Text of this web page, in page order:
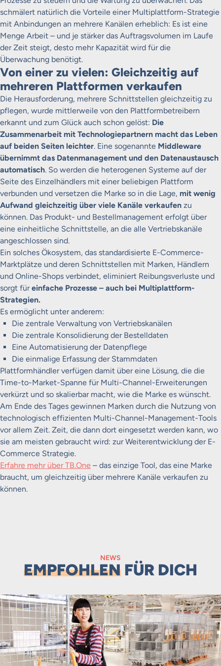
schmälert natürlich die Vorteile einer Multiplattform-Strategie
mit Anbindungen an mehrere Kanälen erheblich: Es ist eine
Menge Arbeit – und je stärker das Auftragsvolumen im Laufe
der Zeit steigt, desto mehr Kapazität wird für die
Überwachung benötigt.
Von einer zu vielen: Gleichzeitig auf
mehreren Plattformen verkaufen
Die Herausforderung, mehrere Schnittstellen gleichzeitig zu
pflegen, wurde mittlerweile von den Plattformbetreibern
erkannt und zum Glück auch schon gelöst: Die
Zusammenarbeit mit Technologiepartnern macht das Leben
auf beiden Seiten leichter. Eine sogenannte Middleware
übernimmt das Datenmanagement und den Datenaustausch
automatisch. So werden die heterogenen Systeme auf der
Seite des Einzelhändlers mit einer beliebigen Plattform
verbunden und versetzen die Marke so in die Lage, mit wenig
Aufwand gleichzeitig über viele Kanäle verkaufen zu
können. Das Produkt- und Bestellmanagement erfolgt über
eine einheitliche Schnittstelle, an die alle Vertriebskanäle
angeschlossen sind.
Ein solches Ökosystem, das standardisierte E-Commerce-
Marktplätze und deren Schnittstellen mit Marken, Händlern
und Online-Shops verbindet, eliminiert Reibungsverluste und
sorgt füreinfache Prozesse – auch bei Multiplattform-
Strategien.
Es ermöglicht unter anderem:
Die zentrale Verwaltung von Vertriebskanälen
Die zentrale Konsolidierung der Bestelldaten
Eine Automatisierung der Datenpflege
Die einmalige Erfassung der Stammdaten
Plattformhändler verfügen damit über eine Lösung, die die
Time-to-Market-Spanne für Multi-Channel-Erweiterungen
verkürzt und so skalierbar macht, wie die Marke es wünscht.
Am Ende des Tages gewinnen Marken durch die Nutzung von
technologisch effizienten Multi-Channel-Management-Tools
vor allem Zeit. Zeit, die dann dort eingesetzt werden kann, wo
sie am meisten gebraucht wird: zur Weiterentwicklung der E-
Commerce Strategie.
Erfahre mehr über TB.One – das einzige Tool, das eine Marke
braucht, um gleichzeitig über mehrere Kanäle verkaufen zu
können.
NEWS
EMPFOHLEN FÜR DICH